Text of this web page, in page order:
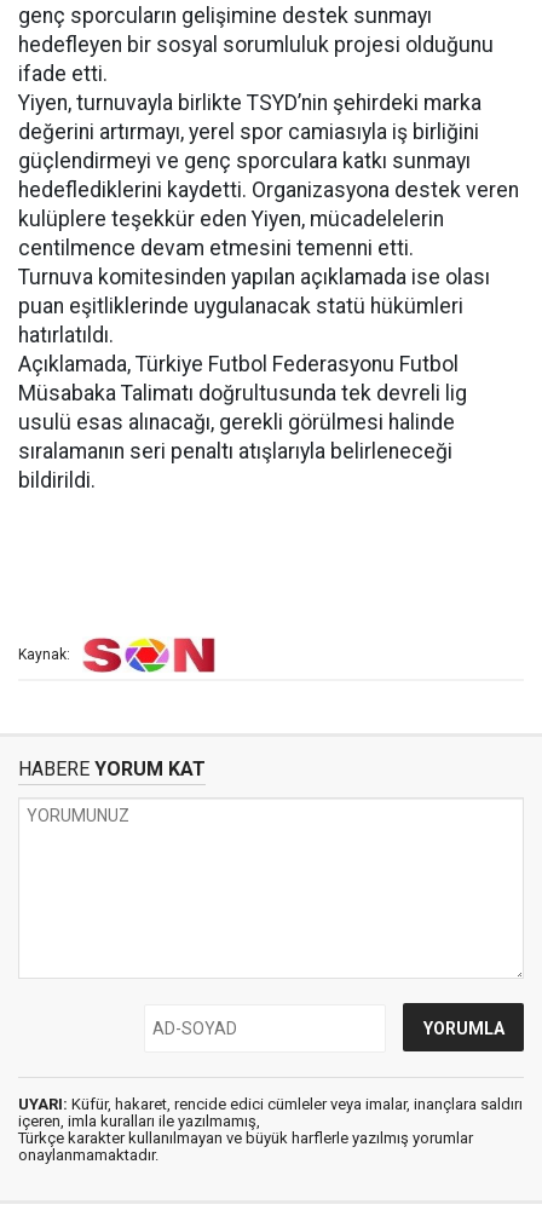
genç sporcuların gelişimine destek sunmayı
hedefleyen bir sosyal sorumluluk projesi olduğunu
ifade etti.
Yiyen, turnuvayla birlikte TSYD’nin şehirdeki marka
değerini artırmayı, yerel spor camiasıyla iş birliğini
güçlendirmeyi ve genç sporculara katkı sunmayı
hedeflediklerini kaydetti. Organizasyona destek veren
kulüplere teşekkür eden Yiyen, mücadelelerin
centilmence devam etmesini temenni etti.
Turnuva komitesinden yapılan açıklamada ise olası
puan eşitliklerinde uygulanacak statü hükümleri
hatırlatıldı.
Açıklamada, Türkiye Futbol Federasyonu Futbol
Müsabaka Talimatı doğrultusunda tek devreli lig
usulü esas alınacağı, gerekli görülmesi halinde
sıralamanın seri penaltı atışlarıyla belirleneceği
bildirildi.
Kaynak:
HABERE YORUM KAT
UYARI: Küfür, hakaret, rencide edici cümleler veya imalar, inançlara saldırı
içeren, imla kuralları ile yazılmamış,
Türkçe karakter kullanılmayan ve büyük harflerle yazılmış yorumlar
onaylanmamaktadır.